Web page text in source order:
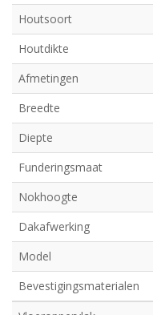
Houtsoort
Houtdikte
Afmetingen
Breedte
Diepte
Funderingsmaat
Nokhoogte
Dakafwerking
Model
Bevestigingsmaterialen